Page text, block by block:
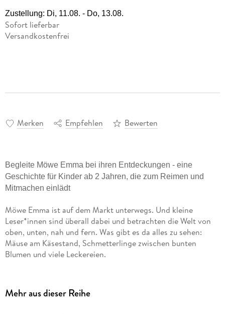
Science Fiction
Fremdsprachige Bücher
24,00 €
eBook epub
Hörbuch Downloads im BundlePraktische Tipps für 2027
Zustellung: Di, 11.08. - Do, 13.08.
Sofort lieferbar
Versandkostenfrei
Merken Empfehlen Bewerten
Begleite Möwe Emma bei ihren Entdeckungen - eine
Geschichte für Kinder ab 2 Jahren, die zum Reimen und
Mitmachen einlädt
Möwe Emma ist auf dem Markt unterwegs. Und kleine
Leser*innen sind überall dabei und betrachten die Welt von
oben, unten, nah und fern. Was gibt es da alles zu sehen:
Mäuse am Käsestand, Schmetterlinge zwischen bunten
Blumen und viele Leckereien.
die
, sondern ermutigt Kinder auch zum
und Entdecken ihrer Umwelt
Mehr aus dieser Reihe